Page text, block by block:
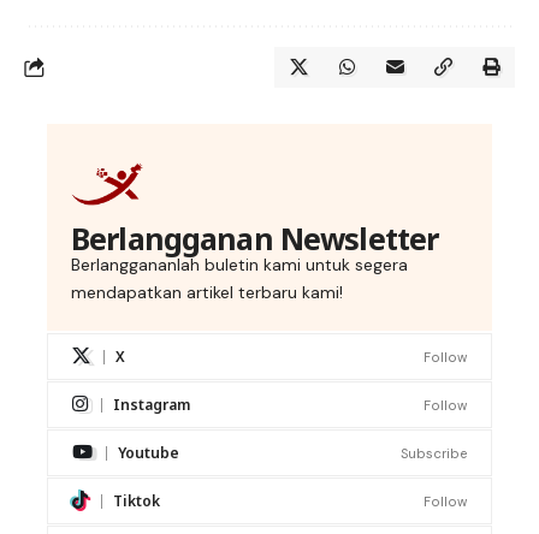
Berlangganan Newsletter
Berlanggananlah buletin kami untuk segera
mendapatkan artikel terbaru kami!
X Follow
Instagram Follow
Youtube Subscribe
Tiktok Follow